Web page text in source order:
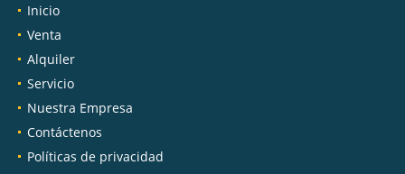
Inicio
Venta
Alquiler
Servicio
Nuestra Empresa
Contáctenos
Políticas de privacidad